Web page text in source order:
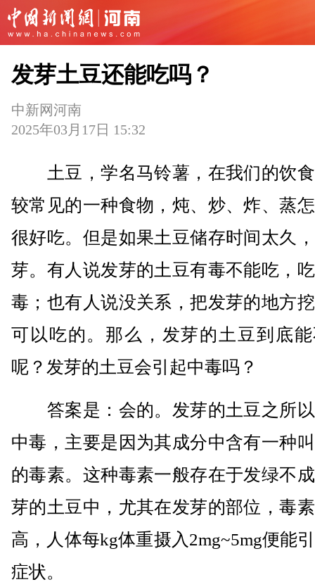
发芽土豆还能吃吗？
中新网河南
2025年03月17日 15:32
土豆，学名马铃薯，在我们的饮
较常见的一种食物，炖、炒、炸、蒸
很好吃。但是如果土豆储存时间太久
芽。有人说发芽的土豆有毒不能吃，
毒；也有人说没关系，把发芽的地方
可以吃的。那么，发芽的土豆到底
呢？发芽的土豆会引起中毒吗？
答案是：会的。发芽的土豆之所
中毒，主要是因为其成分中含有一种
的毒素。这种毒素一般存在于发绿不
芽的土豆中，尤其在发芽的部位，毒
高，人体每kg体重摄入2mg~5mg便能
症状。